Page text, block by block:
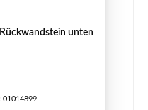
unten
01014899